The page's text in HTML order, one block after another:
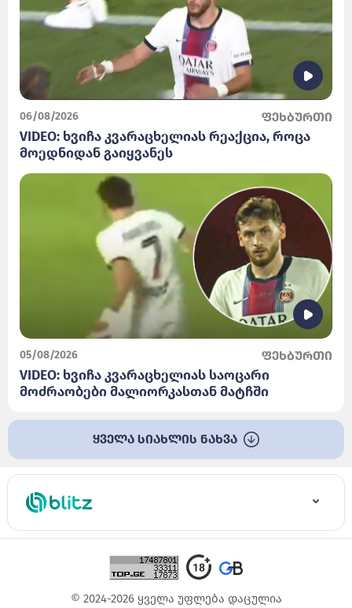
06/08/2026 ფეხბურთი
VIDEO: ხვიჩა კვარაცხელიას რეაქცია, როცა
მოედნიდან გაიყვანეს
05/08/2026 ფეხბურთი
VIDEO: ხვიჩა კვარაცხელიას საოცარი
მოძრაობები მალიორკასთან მატჩში
ყველა სიახლის ნახვა
© 2024-2026 ყველა უფლება დაცულია